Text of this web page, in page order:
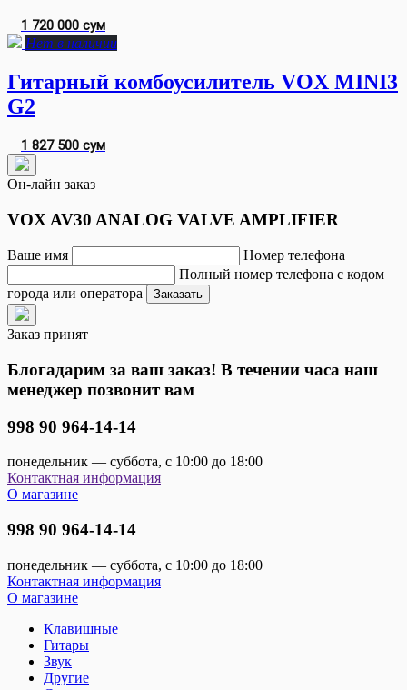
1 720 000 сум
Нет в наличии
Гитарный комбоусилитель VOX MINI3
G2
1 827 500 сум
Он-лайн заказ
VOX AV30 ANALOG VALVE AMPLIFIER
Ваше имя
Номер телефона
Полный номер телефона с кодом
города или оператора
Заказать
Заказ принят
Блогадарим за ваш заказ! В течении часа наш
менеджер позвонит вам
998 90 964-14-14
понедельник — суббота, с 10:00 до 18:00
Контактная информация
О магазине
998 90 964-14-14
понедельник — суббота, с 10:00 до 18:00
Контактная информация
О магазине
Клавишные
Гитары
Звук
Другие